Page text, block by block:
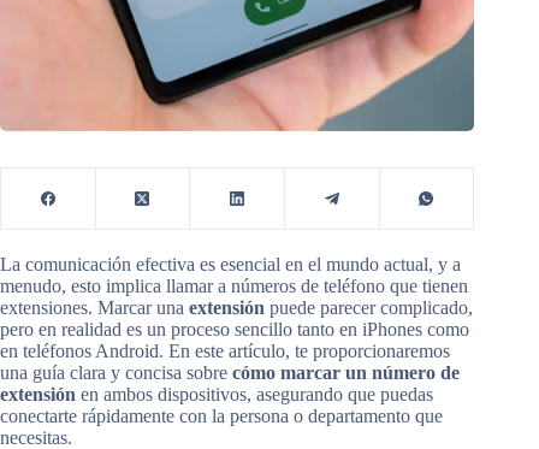
La comunicación efectiva es esencial en el mundo actual, y a
menudo, esto implica llamar a números de teléfono que tienen
extensiones. Marcar una extensión puede parecer complicado,
pero en realidad es un proceso sencillo tanto en iPhones como
en teléfonos Android. En este artículo, te proporcionaremos
una guía clara y concisa sobre cómo marcar un número de
extensión en ambos dispositivos, asegurando que puedas
conectarte rápidamente con la persona o departamento que
necesitas.